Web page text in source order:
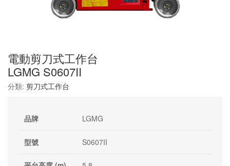
電動剪刀式工作台
LGMG S0607II
分類: 剪刀式工作台
品牌 LGMG
型號 S0607II